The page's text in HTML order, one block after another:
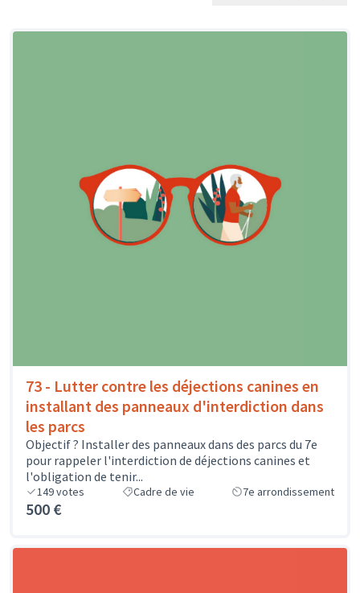
73 - Lutter contre les déjections canines en
installant des panneaux d'interdiction dans
les parcs
Objectif ? Installer des panneaux dans des parcs du 7e
pour rappeler l'interdiction de déjections canines et
l'obligation de tenir...
149votes Cadre de vie 7e arrondissement
500 €